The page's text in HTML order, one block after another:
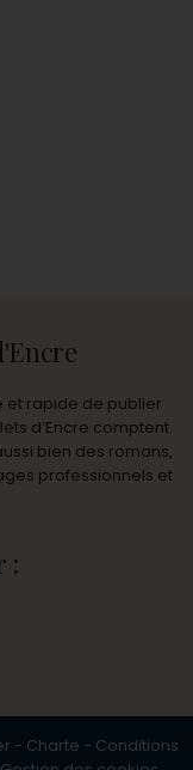
et rapide de publier
d’Encre comptent
bien des romans,
professionnels et
:
- Charte - Conditions